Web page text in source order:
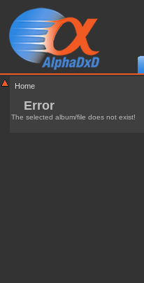
Home
Error
The selected album/file does not exist!